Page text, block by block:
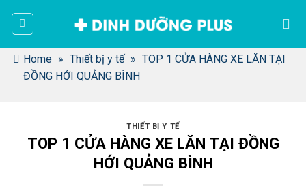
dung Home » Thiết bị y tế » TOP 1 CỬA HÀNG XE LĂN TẠI
ĐỒNG HỚI QUẢNG BÌNH
THIẾT BỊ Y TẾ
TOP 1 CỬA HÀNG XE LĂN TẠI ĐỒNG
HỚI QUẢNG BÌNH